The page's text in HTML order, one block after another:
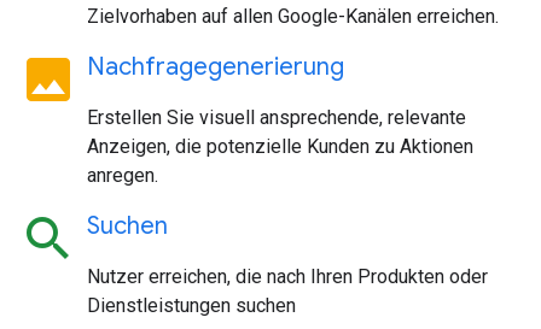
Zielvorhaben auf allen Google-Kanälen erreichen.
image Nachfragegenerierung
Erstellen Sie visuell ansprechende, relevante
Anzeigen, die potenzielle Kunden zu Aktionen
anregen.
search Suchen
Nutzer erreichen, die nach Ihren Produkten oder
Dienstleistungen suchen